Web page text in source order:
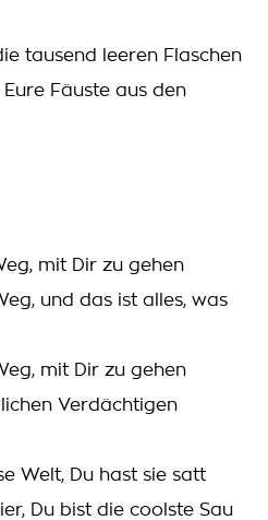
tausend leeren Flaschen
Fäuste aus den
mit Dir zu gehen
und das ist alles, was
mit Dir zu gehen
Verdächtigen
Welt, Du hast sie satt
Du bist die coolste Sau